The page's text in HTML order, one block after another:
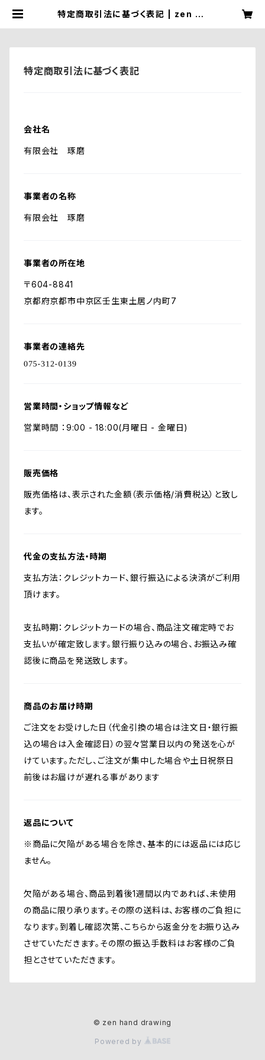
特定商取引法に基づく表記 | zen ha
特定商取引法に基づく表記
会社名
有限会社 琢磨
事業者の名称
有限会社 琢磨
事業者の所在地
〒604-8841
京都府京都市中京区壬生東土居ノ内町7
事業者の連絡先
営業時間・ショップ情報など
営業時間 ：9:00 - 18:00(月曜日 - 金曜日)
販売価格
販売価格は、表示された金額（表示価格/消費税込）と致し
ます。
代金の支払方法・時期
支払方法：クレジットカード、銀行振込による決済がご利用
頂けます。
支払時期：クレジットカードの場合、商品注文確定時でお
支払いが確定致します。銀行振り込みの場合、お振込み確
認後に商品を発送致します。
商品のお届け時期
ご注文をお受けした日（代金引換の場合は注文日・銀行振
込の場合は入金確認日）の翌々営業日以内の発送を心が
けています。ただし、ご注文が集中した場合や土日祝祭日
前後はお届けが遅れる事があります
返品について
※商品に欠陥がある場合を除き、基本的には返品には応じ
ません。
欠陥がある場合、商品到着後1週間以内であれば、未使用
の商品に限り承ります。その際の送料は、お客様のご負担に
なります。到着し確認次第、こちらから返金分をお振り込み
させていただきます。その際の振込手数料はお客様のご負
担とさせていただきます。
© zen hand drawing
Powered by